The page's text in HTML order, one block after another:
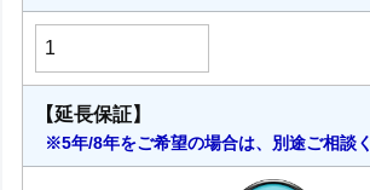
【延長保証】
※5年/8年をご希望の場合は、別途ご相談く